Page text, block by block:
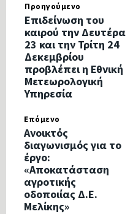
Προηγούμενο
Επιδείνωση του
καιρού την Δευτέρα
23 και την Τρίτη 24
Δεκεμβρίου
προβλέπει η Εθνική
Μετεωρολογική
Υπηρεσία
Επόμενο
Ανοικτός
διαγωνισμός για το
έργο:
«Αποκατάσταση
αγροτικής
οδοποιίας Δ.Ε.
Μελίκης»